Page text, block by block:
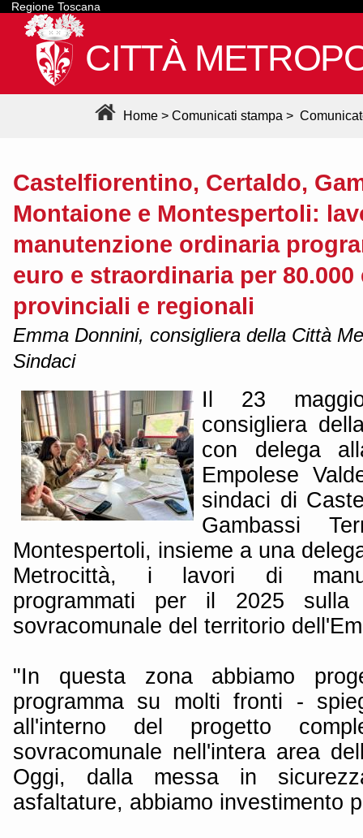
Regione Toscana
CITTÀ
Home > Comunicati stampa >
Castelfiorentino, Certaldo,
Montaione e Montespertoli:
manutenzione ordinaria
euro e straordinaria per
provinciali e regionali
Emma Donnini, consigliera della Città
Sindaci
Il 23
consigliera
con delega
Empolese
sindaci di
Gambassi
Montespertoli, insieme a una
Metrocittà, i lavori di
programmati per il 2025
sovracomunale del territorio
"In questa zona abbiamo
programma su molti fronti -
all'interno del progetto
sovracomunale nell'intera area
Oggi, dalla messa in
asfaltature, abbiamo investimento